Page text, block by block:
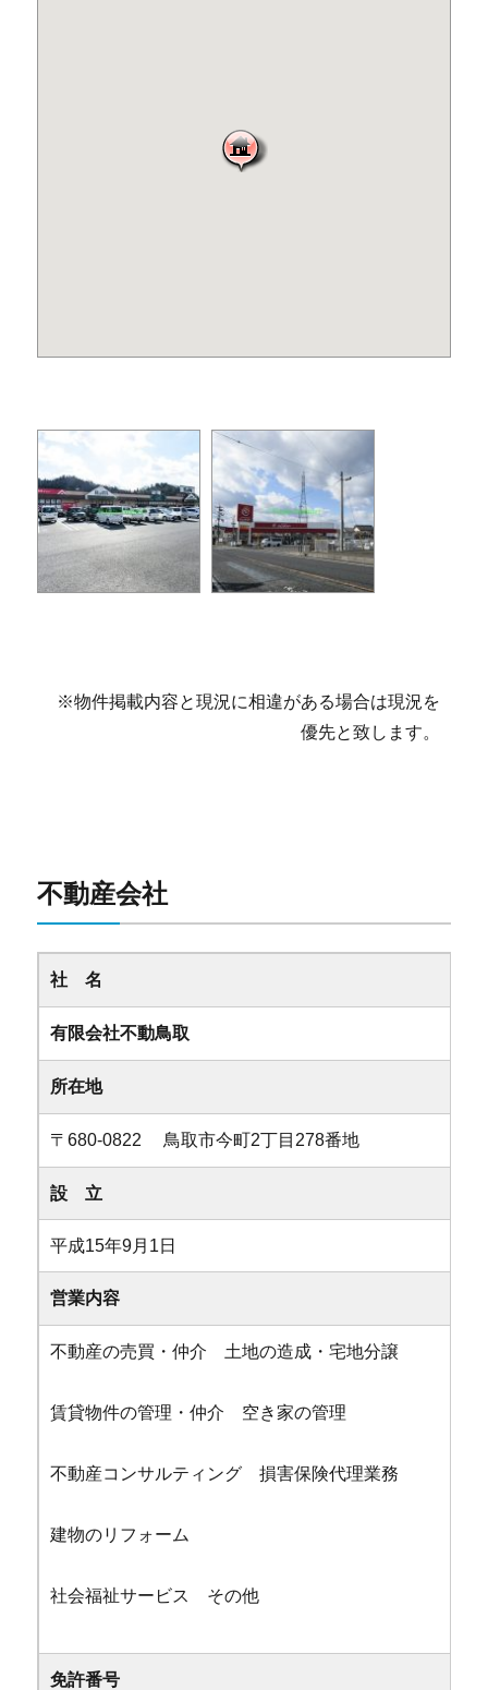
※物件掲載内容と現況に相違がある場合は現況を
優先と致します。
不動産会社
社 名
有限会社不動鳥取
所在地
〒680-0822 鳥取市今町2丁目278番地
設 立
平成15年9月1日
営業内容
不動産の売買・仲介 土地の造成・宅地分譲
賃貸物件の管理・仲介 空き家の管理
不動産コンサルティング 損害保険代理業務
建物のリフォーム
社会福祉サービス その他
免許番号